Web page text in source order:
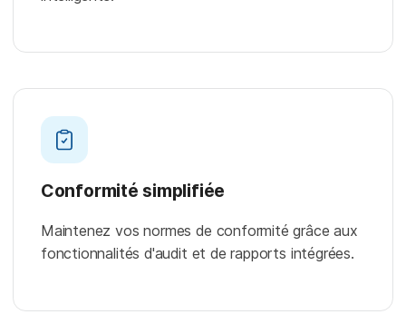
Conformité simplifiée
Maintenez vos normes de conformité grâce aux
fonctionnalités d'audit et de rapports intégrées.